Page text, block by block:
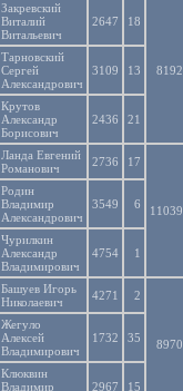
Закревский
Виталий
Витальевич
2647 18
8192
Тарновский
Сергей
Александрович
3109 13
Крутов
Александр
Борисович
2436 21
Ланда Евгений
Романович
2736 17
11039
Родин
Владимир
Александрович
3549 6
Чурилкин
Александр
Владимирович
4754 1
Башуев Игорь
Николаевич
4271 2
8970
Жегуло
Алексей
Владимирович
1732 35
Клюквин
Владимир
2967 15